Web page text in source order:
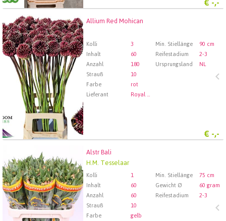
€ -,-
Allium Red Mohican
Kolli 3 Min. Stiellänge
90 cm
Inhalt
60 Reifestadium
2-3
Anzahl
180 Ursprungsland
NL
Strauß
10
Farbe
rot
Lieferant
Royal FloraHolland Aalsmeer
€ -,-
Allium Red Mohican
Wählen Sie zuerst ein Abfartdatum.
Alstr Bali
H.M. Tesselaar
Kolli 1 Min. Stiellänge
75 cm
Inhalt
60 Gewicht Ø
60 gram
Anzahl
60 Reifestadium
2-3
Strauß
10
Farbe
gelb
Alstr Bali
Wählen Sie zuerst ein Abfartdatum.